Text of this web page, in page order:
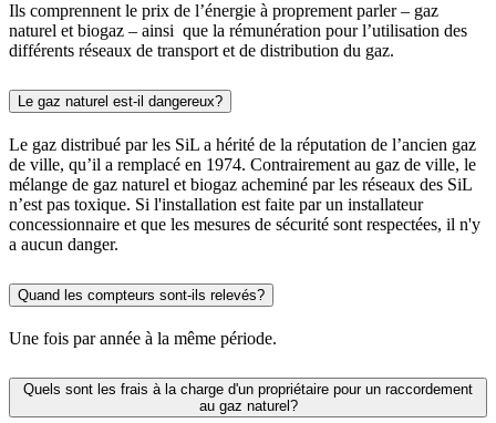
Ils comprennent le prix de l’énergie à proprement parler – gaz
naturel et biogaz – ainsi que la rémunération pour l’utilisation des
différents réseaux de transport et de distribution du gaz.
Le gaz naturel est-il dangereux?
Le gaz distribué par les SiL a hérité de la réputation de l’ancien gaz
de ville, qu’il a remplacé en 1974. Contrairement au gaz de ville, le
mélange de gaz naturel et biogaz acheminé par les réseaux des SiL
n’est pas toxique. Si l'installation est faite par un installateur
concessionnaire et que les mesures de sécurité sont respectées, il n'y
a aucun danger.
Quand les compteurs sont-ils relevés?
Une fois par année à la même période.
Quels sont les frais à la charge d'un propriétaire pour un raccordement
au gaz naturel?